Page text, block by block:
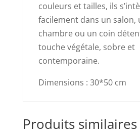
couleurs et tailles, ils
facilement dans un salon,
chambre ou un coin
touche végétale, sobre et
contemporaine.
Dimensions : 30*50 cm
Produits similaires